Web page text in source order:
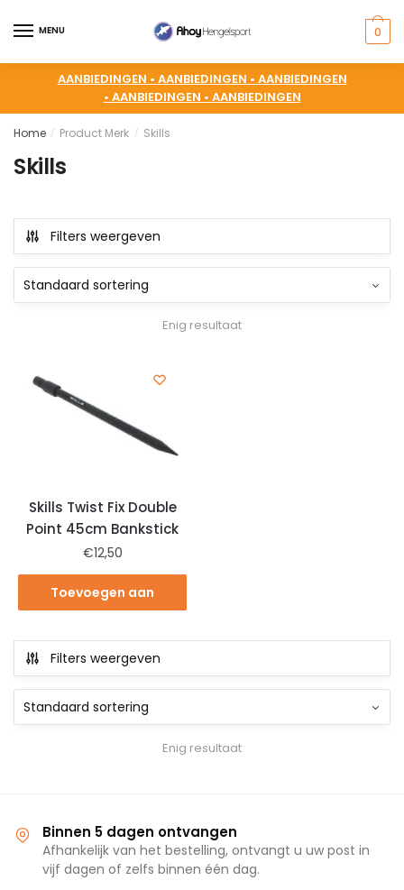
MENU 0
AANBIEDINGEN • AANBIEDINGEN • AANBIEDINGEN
• AANBIEDINGEN • AANBIEDINGEN
Home / Product Merk / Skills
Skills
Filters weergeven
Enig resultaat
Skills Twist Fix Double
Point 45cm Bankstick
€12,50
Toevoegen aan
Filters weergeven
Enig resultaat
Binnen 5 dagen ontvangen
Afhankelijk van het bestelling, ontvangt u uw post in
vijf dagen of zelfs binnen één dag.